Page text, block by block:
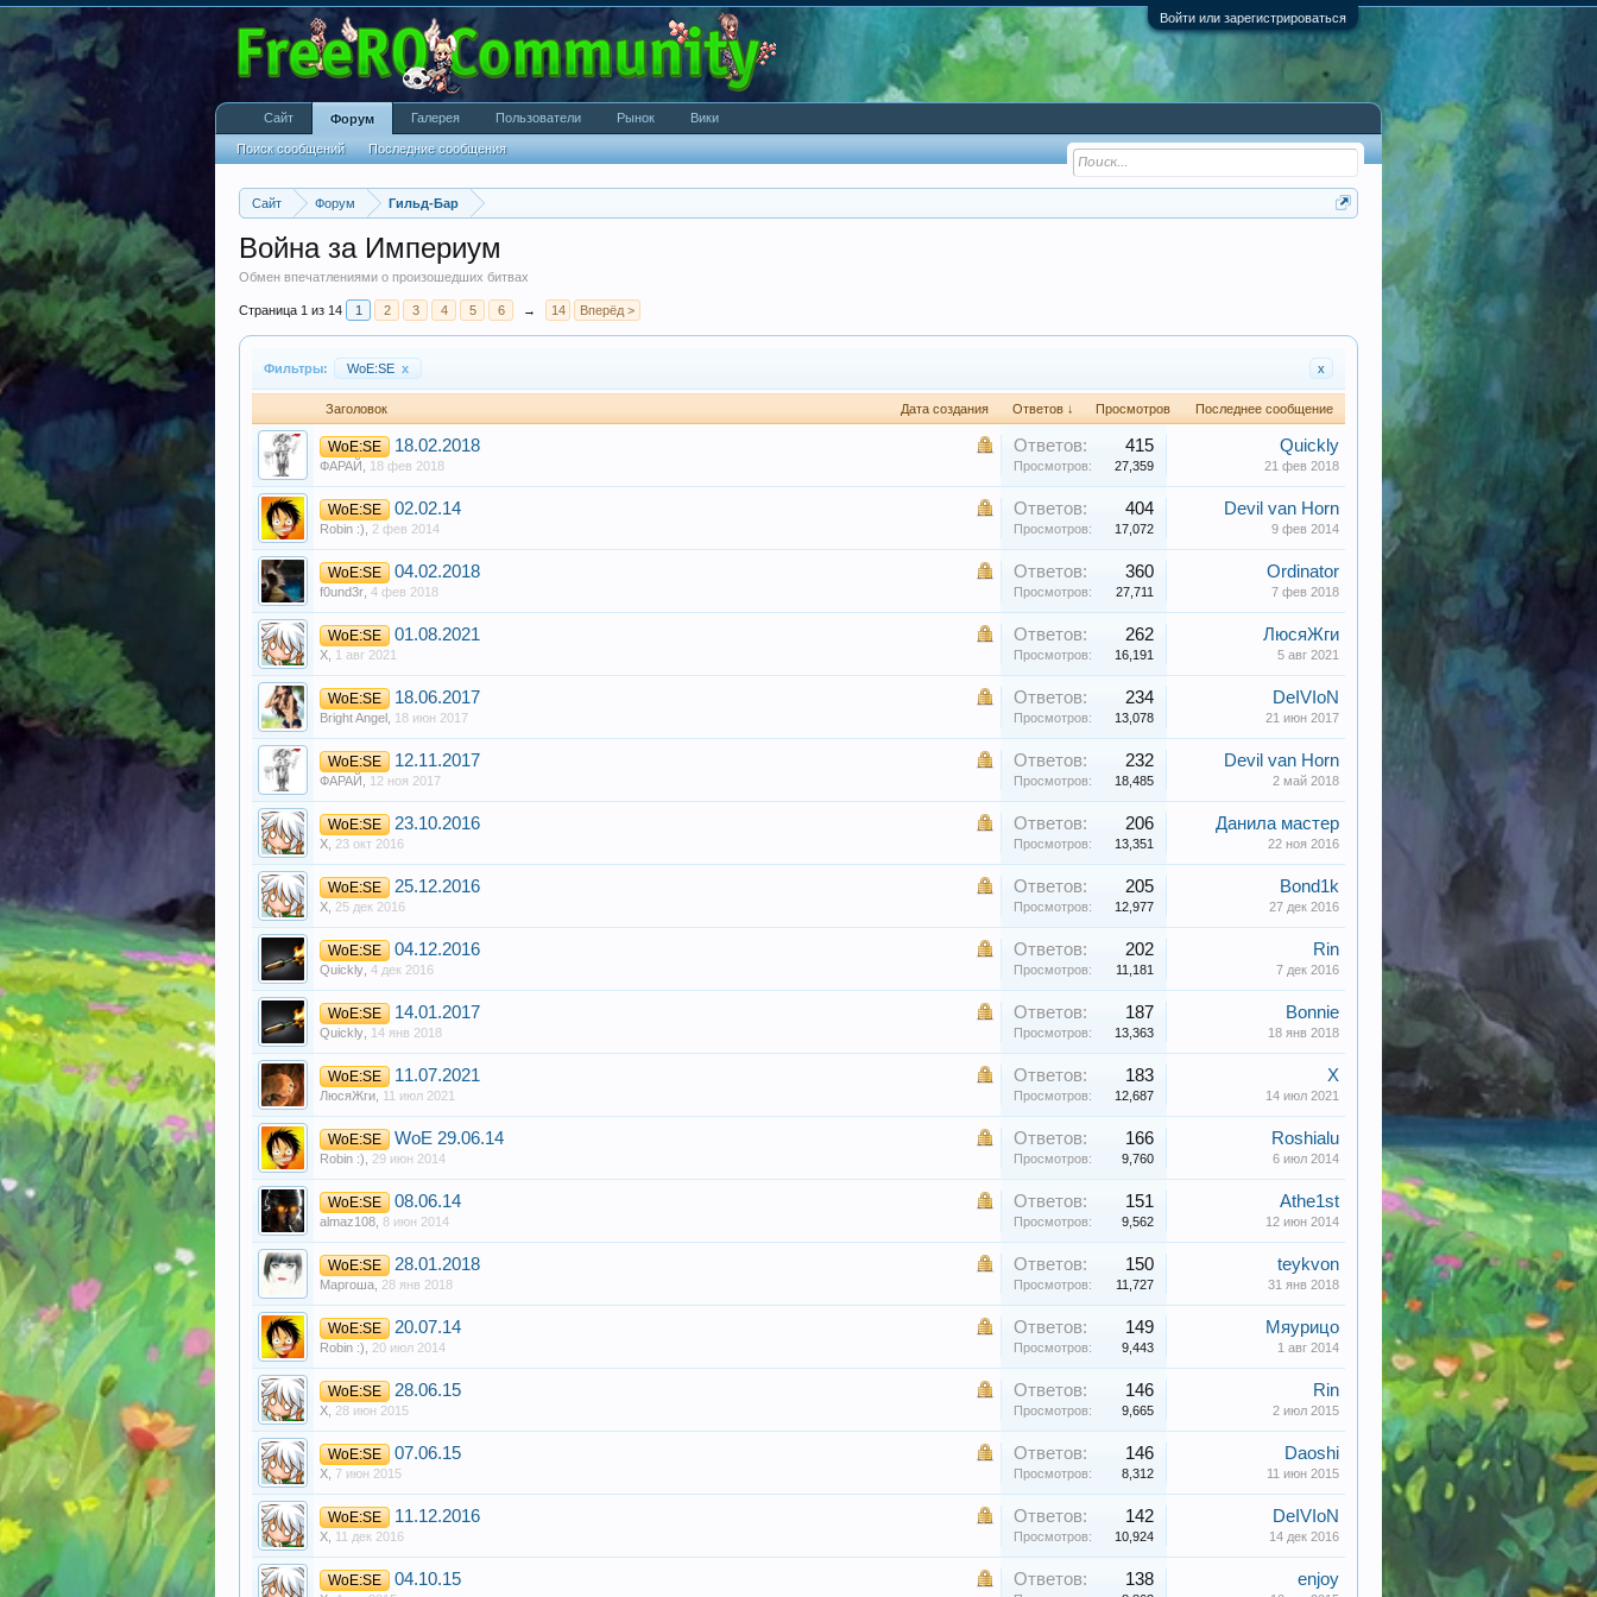
Войти или зарегистрироваться
Сайт Форум Гильд-Бар
Война за Империум
Обмен впечатлениями о произошедших битвах
Страница 1 из 14 1 2 3 4 5 6 → 14 Вперёд >
Фильтры: WoE:SE x x
Заголовок Дата создания Ответов ↓ Просмотров Последнее сообщение
WoE:SE 18.02.2018
ФАРАЙ 18 фев 2018
Ответов: 415
Просмотров: 27,359
Quickly
21 фев 2018
WoE:SE 02.02.14
Robin :) 2 фев 2014
Ответов: 404
Просмотров: 17,072
Devil van Horn
9 фев 2014
WoE:SE 04.02.2018
f0und3r 4 фев 2018
Ответов: 360
Просмотров: 27,711
Ordinator
7 фев 2018
WoE:SE 01.08.2021
X 1 авг 2021
Ответов: 262
Просмотров: 16,191
ЛюсяЖги
5 авг 2021
WoE:SE 18.06.2017
Bright Angel 18 июн 2017
Ответов: 234
Просмотров: 13,078
DeIVIoN
21 июн 2017
WoE:SE 12.11.2017
ФАРАЙ 12 ноя 2017
Ответов: 232
Просмотров: 18,485
Devil van Horn
2 май 2018
WoE:SE 23.10.2016
X 23 окт 2016
Ответов: 206
Просмотров: 13,351
Данила мастер
22 ноя 2016
WoE:SE 25.12.2016
X 25 дек 2016
Ответов: 205
Просмотров: 12,977
Bond1k
27 дек 2016
WoE:SE 04.12.2016
Quickly 4 дек 2016
Ответов: 202
Просмотров: 11,181
Rin
7 дек 2016
WoE:SE 14.01.2017
Quickly 14 янв 2018
Ответов: 187
Просмотров: 13,363
Bonnie
18 янв 2018
WoE:SE 11.07.2021
ЛюсяЖги 11 июл 2021
Ответов: 183
Просмотров: 12,687
X
14 июл 2021
WoE:SE WoE 29.06.14
Robin :) 29 июн 2014
Ответов: 166
Просмотров: 9,760
Roshialu
6 июл 2014
WoE:SE 08.06.14
almaz108 8 июн 2014
Ответов: 151
Просмотров: 9,562
Athe1st
12 июн 2014
WoE:SE 28.01.2018
Маргоша 28 янв 2018
Ответов: 150
Просмотров: 11,727
teykvon
31 янв 2018
WoE:SE 20.07.14
Robin :) 20 июл 2014
Ответов: 149
Просмотров: 9,443
Мяурицо
1 авг 2014
WoE:SE 28.06.15
X 28 июн 2015
Ответов: 146
Просмотров: 9,665
Rin
2 июл 2015
WoE:SE 07.06.15
X 7 июн 2015
Ответов: 146
Просмотров: 8,312
Daoshi
11 июн 2015
WoE:SE 11.12.2016
X 11 дек 2016
Ответов: 142
Просмотров: 10,924
DeIVIoN
14 дек 2016
WoE:SE 04.10.15 Ответов: 138 enjoy
Сайт Форум
Поиск сообщений Последние сообщения
Галерея Пользователи Рынок Вики